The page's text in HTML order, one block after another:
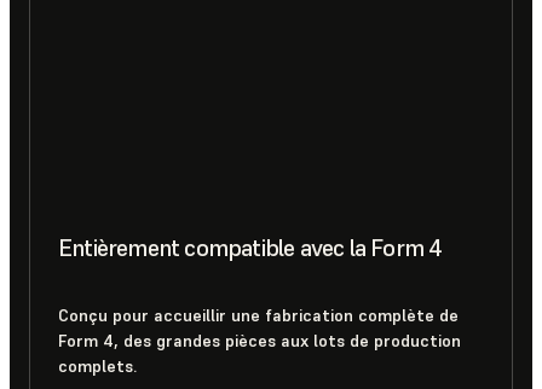
Entièrement compatible avec la Form 4
Conçu pour accueillir une fabrication complète de
Form 4, des grandes pièces aux lots de production
complets.